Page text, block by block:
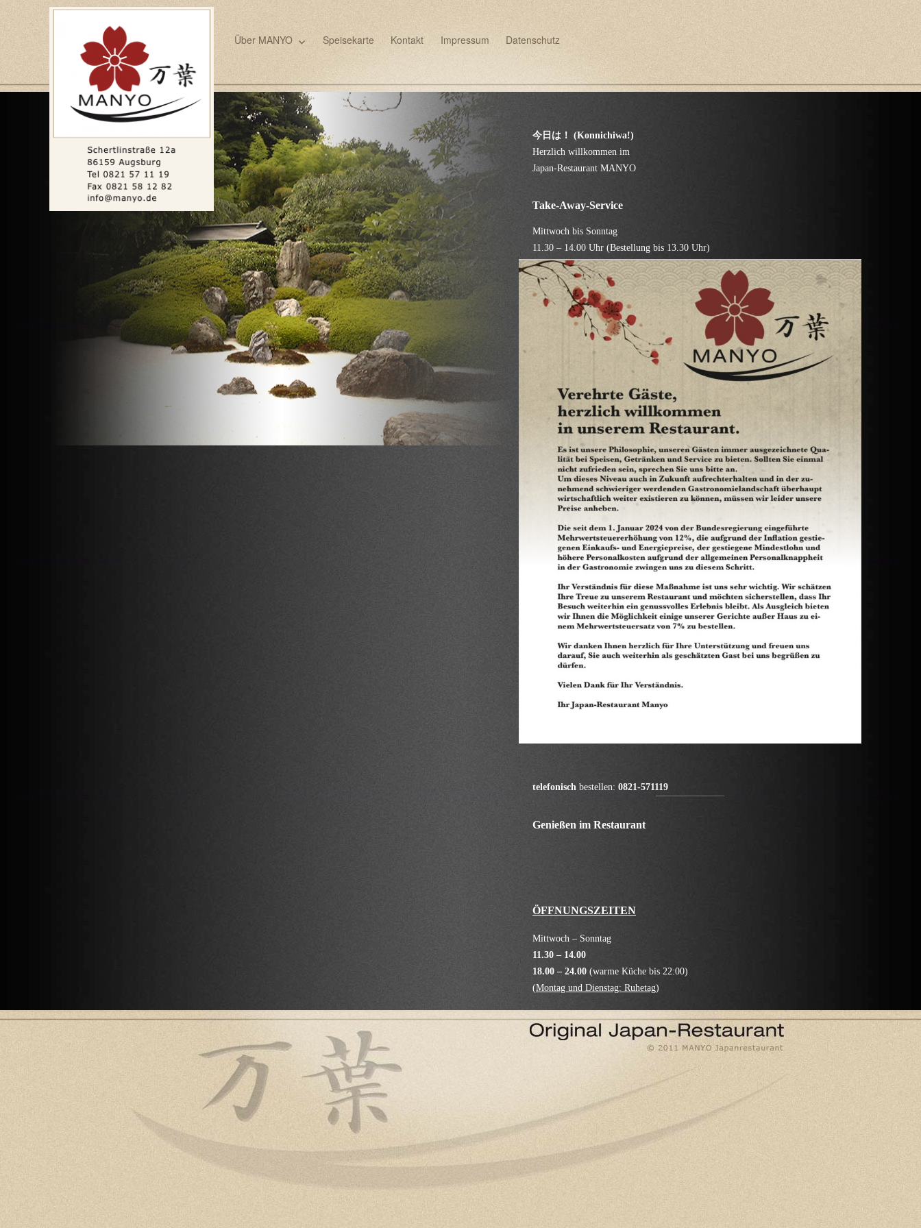
Über MANYO Speisekarte Kontakt Impressum Datenschutz
今日は！ (Konnichiwa!)
Herzlich willkommen im
Japan-Restaurant MANYO
Take-Away-Service
Mittwoch bis Sonntag
11.30 – 14.00 Uhr (Bestellung bis 13.30 Uhr)
18.00 – 21.00 Uhr (Bestellung bis 20.30 Uhr)
telefonisch bestellen: 0821-571119
Genießen im Restaurant
ÖFFNUNGSZEITEN
Mittwoch – Sonntag
11.30 – 14.00
18.00 – 24.00 (warme Küche bis 22:00)
(Montag und Dienstag: Ruhetag)